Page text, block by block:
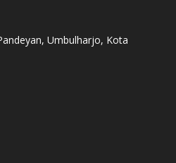
Umbulharjo, Kota